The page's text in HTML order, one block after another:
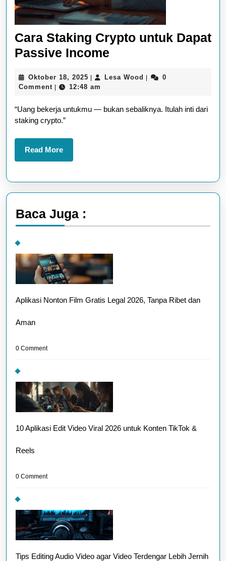
Cara Staking Crypto untuk Dapat
Passive Income
Crypto
Dapat
Oktober 18, 2025 Oktober
18,
Lesa Wood Lesa 0
Comment
12:48 am
“Uang bekerja untukmu — bukan sebaliknya. Itulah inti dari
staking crypto.”
Read MoreRead
More
Baca Juga :
Aplikasi Nonton Film Gratis Legal 2026, Tanpa Ribet dan
Aman
0 Comment
10 Aplikasi Edit Video Viral 2026 untuk Konten TikTok &
Reels
0 Comment
Tips Editing Audio Video agar Video Terdengar Lebih Jernih